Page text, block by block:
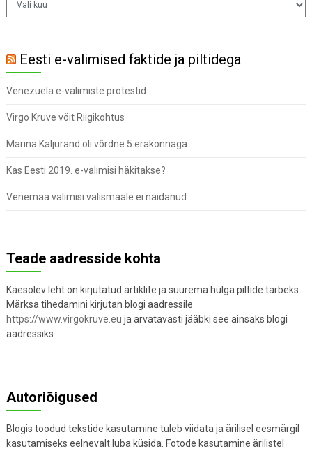
Eesti e-valimised faktide ja piltidega
Venezuela e-valimiste protestid
Virgo Kruve võit Riigikohtus
Marina Kaljurand oli võrdne 5 erakonnaga
Kas Eesti 2019. e-valimisi häkitakse?
Venemaa valimisi välismaale ei näidanud
Teade aadresside kohta
Käesolev leht on kirjutatud artiklite ja suurema hulga piltide tarbeks.
Märksa tihedamini kirjutan blogi aadressile
https://www.virgokruve.eu ja arvatavasti jääbki see ainsaks blogi
aadressiks
Autoriõigused
Blogis toodud tekstide kasutamine tuleb viidata ja ärilisel eesmärgil
kasutamiseks eelnevalt luba küsida. Fotode kasutamine ärilistel